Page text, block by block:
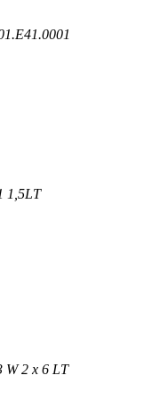
1,5LT
W 2 x 6 LT